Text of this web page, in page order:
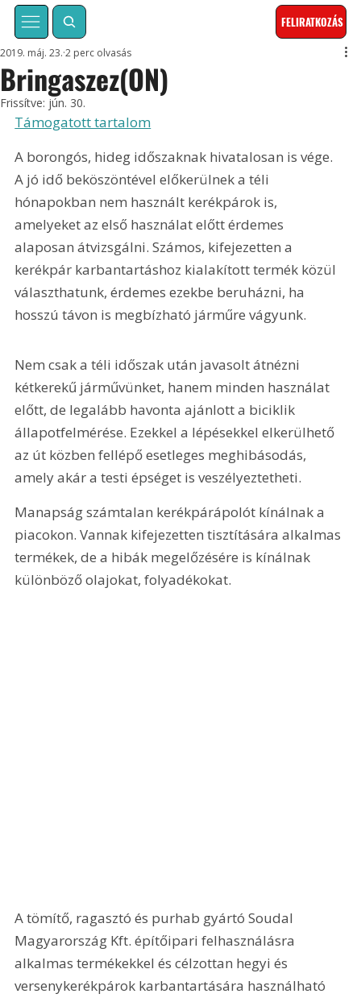
FELIRATKOZÁS
Bringaszez(ON)
2019. máj. 23. 2 perc olvasás
Frissítve: jún. 30.
Támogatott tartalom
A borongós, hideg időszaknak hivatalosan is vége.
A jó idő beköszöntével előkerülnek a téli
hónapokban nem használt kerékpárok is,
amelyeket az első használat előtt érdemes
alaposan átvizsgálni. Számos, kifejezetten a
kerékpár karbantartáshoz kialakított termék közül
választhatunk, érdemes ezekbe beruházni, ha
hosszú távon is megbízható járműre vágyunk.
Nem csak a téli időszak után javasolt átnézni
kétkerekű járművünket, hanem minden használat
előtt, de legalább havonta ajánlott a biciklik
állapotfelmérése. Ezekkel a lépésekkel elkerülhető
az út közben fellépő esetleges meghibásodás,
amely akár a testi épséget is veszélyeztetheti.
Manapság számtalan kerékpárápolót kínálnak a
piacokon. Vannak kifejezetten tisztítására alkalmas
termékek, de a hibák megelőzésére is kínálnak
különböző olajokat, folyadékokat.
A tömítő, ragasztó és purhab gyártó Soudal
Magyarország Kft. építőipari felhasználásra
alkalmas termékekkel és célzottan hegyi és
versenykerékpárok karbantartására használható